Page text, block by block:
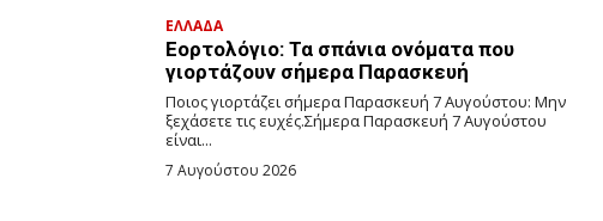
ΕΛΛΑΔΑ
Εορτολόγιο: Τα σπάνια ονόματα που
γιορτάζουν σήμερα Παρασκευή
Ποιος γιορτάζει σήμερα Παρασκευή 7 Αυγούστου: Μην
ξεχάσετε τις ευχές.Σήμερα Παρασκευή 7 Αυγούστου
είναι...
7 Αυγούστου 2026